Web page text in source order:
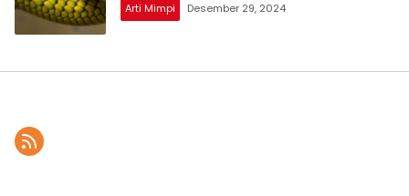
Arti Mimpi Desember 29, 2024